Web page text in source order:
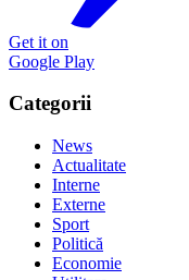
Get it on
Google Play
Categorii
News
Actualitate
Interne
Externe
Sport
Politică
Economie